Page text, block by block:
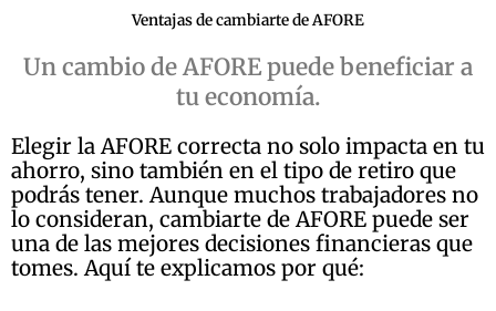
Ventajas de cambiarte de AFORE
Un cambio de AFORE puede beneficiar a
tu economía.
Elegir la AFORE correcta no solo impacta en tu
ahorro, sino también en el tipo de retiro que
podrás tener. Aunque muchos trabajadores no
lo consideran, cambiarte de AFORE puede ser
una de las mejores decisiones financieras que
tomes. Aquí te explicamos por qué: